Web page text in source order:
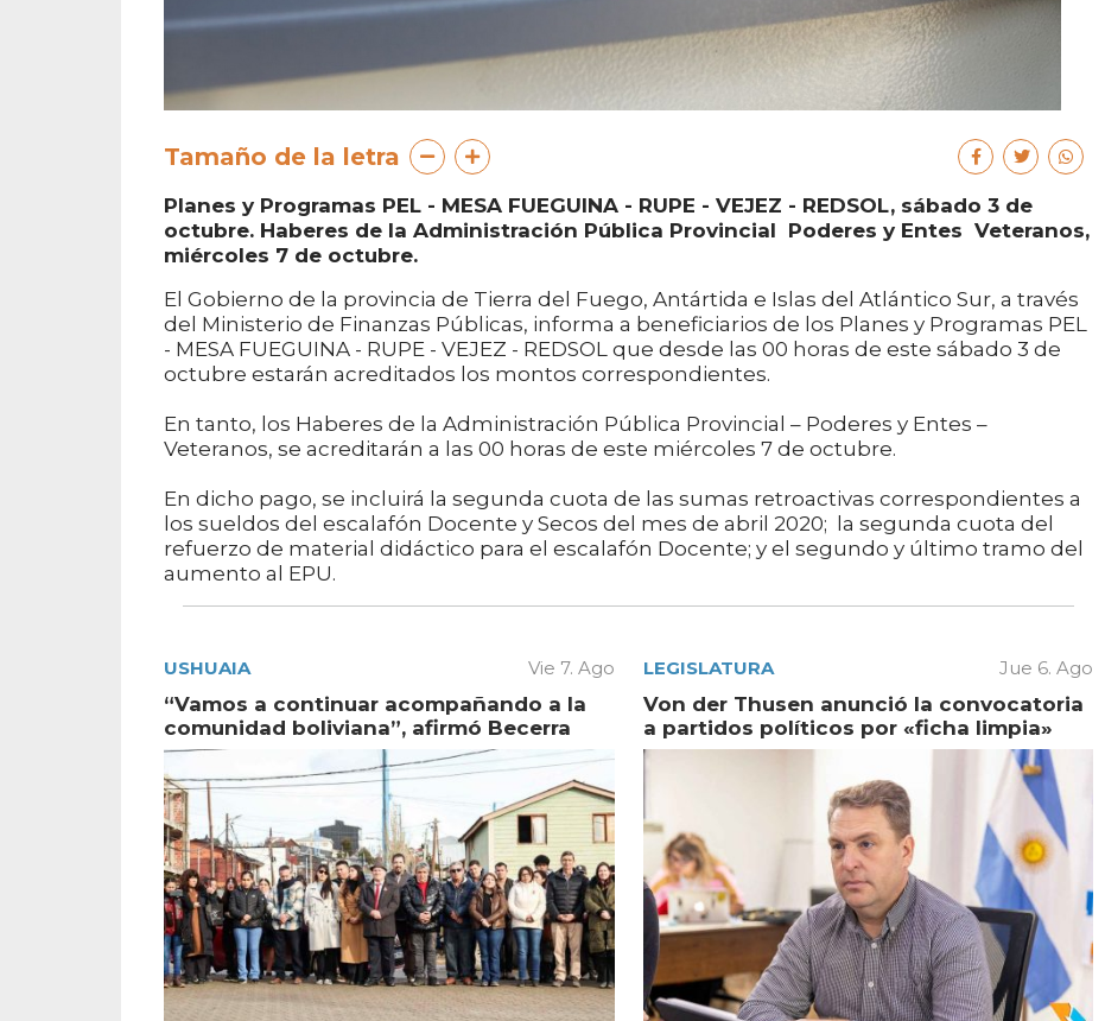
Tamaño de la letra
Planes y Programas PEL - MESA FUEGUINA - RUPE - VEJEZ - REDSOL, sábado 3 de
octubre. Haberes de la Administración Pública Provincial  Poderes y Entes  Veteranos,
miércoles 7 de octubre.
El Gobierno de la provincia de Tierra del Fuego, Antártida e Islas del Atlántico Sur, a través
del Ministerio de Finanzas Públicas, informa a beneficiarios de los Planes y Programas PEL
- MESA FUEGUINA - RUPE - VEJEZ - REDSOL que desde las 00 horas de este sábado 3 de
octubre estarán acreditados los montos correspondientes.
En tanto, los Haberes de la Administración Pública Provincial – Poderes y Entes –
Veteranos, se acreditarán a las 00 horas de este miércoles 7 de octubre.
En dicho pago, se incluirá la segunda cuota de las sumas retroactivas correspondientes a
los sueldos del escalafón Docente y Secos del mes de abril 2020; la segunda cuota del
refuerzo de material didáctico para el escalafón Docente; y el segundo y último tramo del
aumento al EPU.
USHUAIA Vie 7. Ago
“Vamos a continuar acompañando a la
comunidad boliviana”, afirmó Becerra
LEGISLATURA Jue 6. Ago
Von der Thusen anunció la convocatoria
a partidos políticos por «ficha limpia»